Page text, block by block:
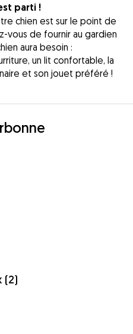
parti !
chien est sur le point de
vous de fournir au gardien
aura besoin :
un lit confortable, la
et son jouet préféré !
(2)